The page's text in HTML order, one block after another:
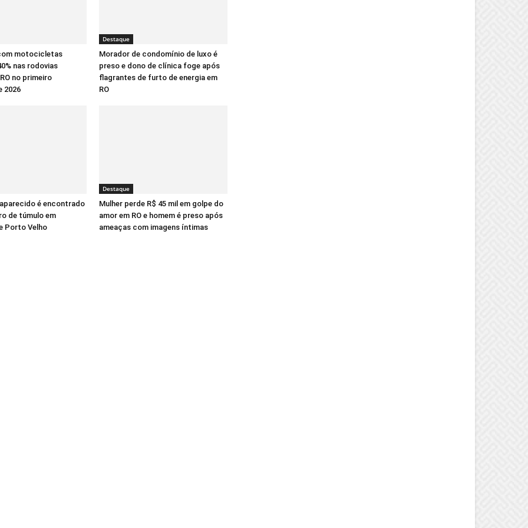
motocicletas
nas rodovias
no primeiro
2026
Destaque
Morador de condomínio de luxo é
preso e dono de clínica foge após
flagrantes de furto de energia em
RO
é encontrado
de túmulo em
Porto Velho
Destaque
Mulher perde R$ 45 mil em golpe do
amor em RO e homem é preso após
ameaças com imagens íntimas